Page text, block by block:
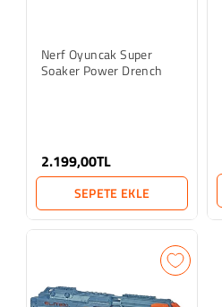
Nerf Oyuncak Super
Soaker Power Drench
2.199,00TL
SEPETE EKLE